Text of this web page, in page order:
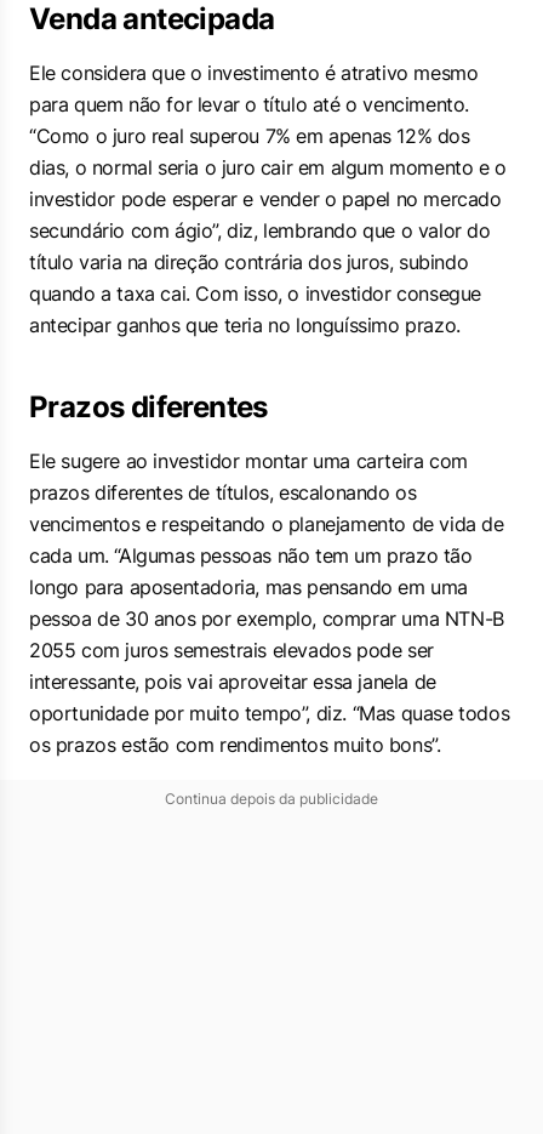
Venda antecipada
Ele considera que o investimento é atrativo mesmo
para quem não for levar o título até o vencimento.
“Como o juro real superou 7% em apenas 12% dos
dias, o normal seria o juro cair em algum momento e o
investidor pode esperar e vender o papel no mercado
secundário com ágio”, diz, lembrando que o valor do
título varia na direção contrária dos juros, subindo
quando a taxa cai. Com isso, o investidor consegue
antecipar ganhos que teria no longuíssimo prazo.
Prazos diferentes
Ele sugere ao investidor montar uma carteira com
prazos diferentes de títulos, escalonando os
vencimentos e respeitando o planejamento de vida de
cada um. “Algumas pessoas não tem um prazo tão
longo para aposentadoria, mas pensando em uma
pessoa de 30 anos por exemplo, comprar uma NTN-B
2055 com juros semestrais elevados pode ser
interessante, pois vai aproveitar essa janela de
oportunidade por muito tempo”, diz. “Mas quase todos
os prazos estão com rendimentos muito bons”.
Continua depois da publicidade